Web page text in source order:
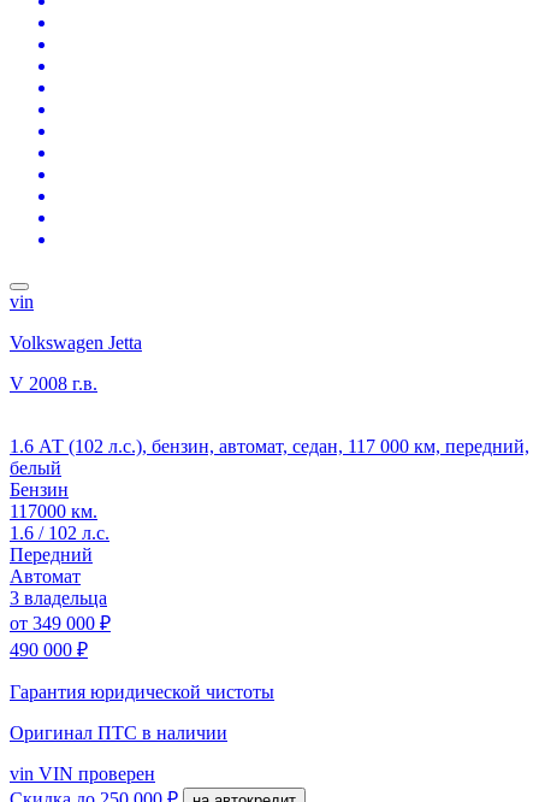
vin
Volkswagen Jetta
V 2008 г.в.
1.6 АТ (102 л.с.), бензин, автомат, седан, 117 000 км, передний,
белый
Бензин
117000 км.
1.6 / 102 л.с.
Передний
Автомат
3 владельца
от 349 000 ₽
490 000 ₽
Гарантия юридической чистоты
Оригинал ПТС в наличии
vin VIN проверен